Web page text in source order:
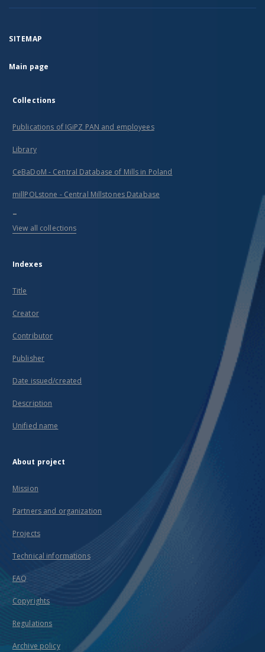
SITEMAP
Main page
Collections
Publications of IGiPZ PAN and employees
Library
CeBaDoM - Central Database of Mills in Poland
millPOLstone - Central Millstones Database
...
View all collections
Indexes
Title
Creator
Contributor
Publisher
Date issued/created
Description
Unified name
About project
Mission
Partners and organization
Projects
Technical informations
FAQ
Copyrights
Regulations
Archive policy